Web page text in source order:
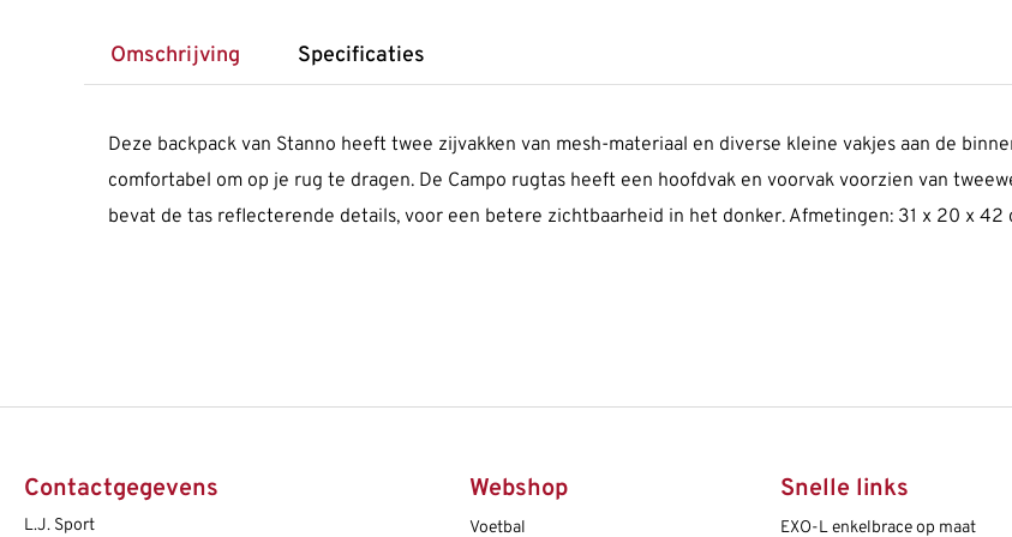
Omschrijving Specificaties
Deze backpack van Stanno heeft twee zijvakken van mesh-materiaal en diverse kleine vakjes aan de
comfortabel om op je rug te dragen. De Campo rugtas heeft een hoofdvak en voorvak voorzien van
bevat de tas reflecterende details, voor een betere zichtbaarheid in het donker. Afmetingen: 31 x 20 x 42
Contactgegevens
L.J. Sport
Webshop
Voetbal
Snelle links
EXO-L enkelbrace op maat